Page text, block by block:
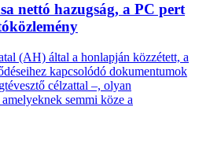
nettó hazugság, a PC pert
(AH) által a honlapján közzétett, a
kapcsolódó dokumentumok
célzattal –, olyan
semmi köze a